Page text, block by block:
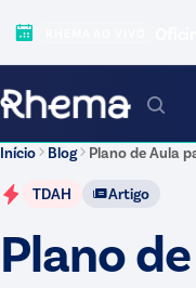
Início Blog Plano de Aula
TDAH Artigo
Plano